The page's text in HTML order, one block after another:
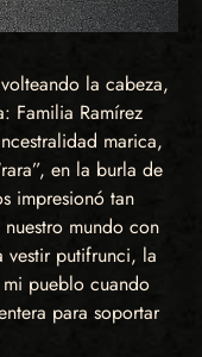
la cabeza,
Familia Ramírez
marica,
en la burla de
impresionó tan
mundo con
vestir putifrunci, la
pueblo cuando
para soportar